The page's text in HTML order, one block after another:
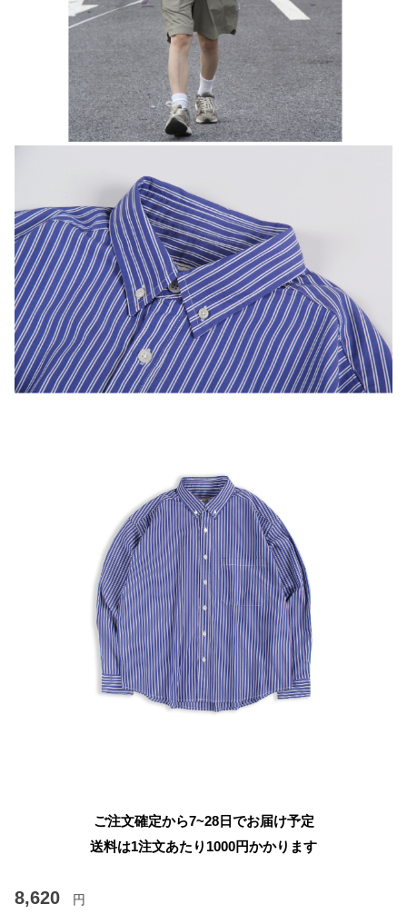
ご注文確定から7~28日でお届け予定
送料は1注文あたり 1000円かかります
8,620 円